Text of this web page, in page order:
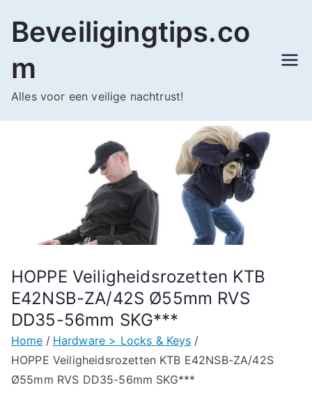
naar
inhoud
Beveiligingtips.co
m
Alles voor een veilige nachtrust!
HOPPE Veiligheidsrozetten KTB
E42NSB-ZA/42S Ø55mm RVS
DD35-56mm SKG***
Home
Hardware > Locks & Keys
HOPPE Veiligheidsrozetten KTB E42NSB-ZA/42S
Ø55mm RVS DD35-56mm SKG***